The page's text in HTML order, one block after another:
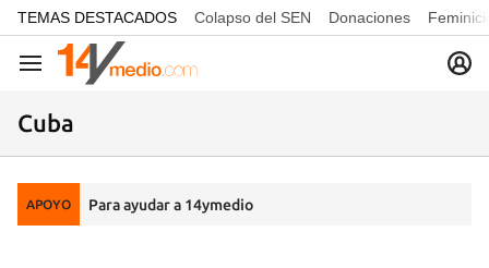
common.go-to-content
TEMAS DESTACADOS Colapso del SEN Donaciones
Navegación
Cuba
APOYO Para ayudar a 14ymedio